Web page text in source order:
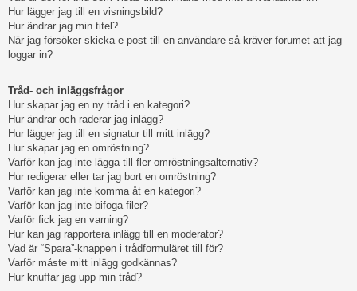
Hur lägger jag till en visningsbild?
Hur ändrar jag min titel?
När jag försöker skicka e-post till en användare så kräver forumet att jag
loggar in?
Tråd- och inläggsfrågor
Hur skapar jag en ny tråd i en kategori?
Hur ändrar och raderar jag inlägg?
Hur lägger jag till en signatur till mitt inlägg?
Hur skapar jag en omröstning?
Varför kan jag inte lägga till fler omröstningsalternativ?
Hur redigerar eller tar jag bort en omröstning?
Varför kan jag inte komma åt en kategori?
Varför kan jag inte bifoga filer?
Varför fick jag en varning?
Hur kan jag rapportera inlägg till en moderator?
Vad är “Spara”-knappen i trådformuläret till för?
Varför måste mitt inlägg godkännas?
Hur knuffar jag upp min tråd?